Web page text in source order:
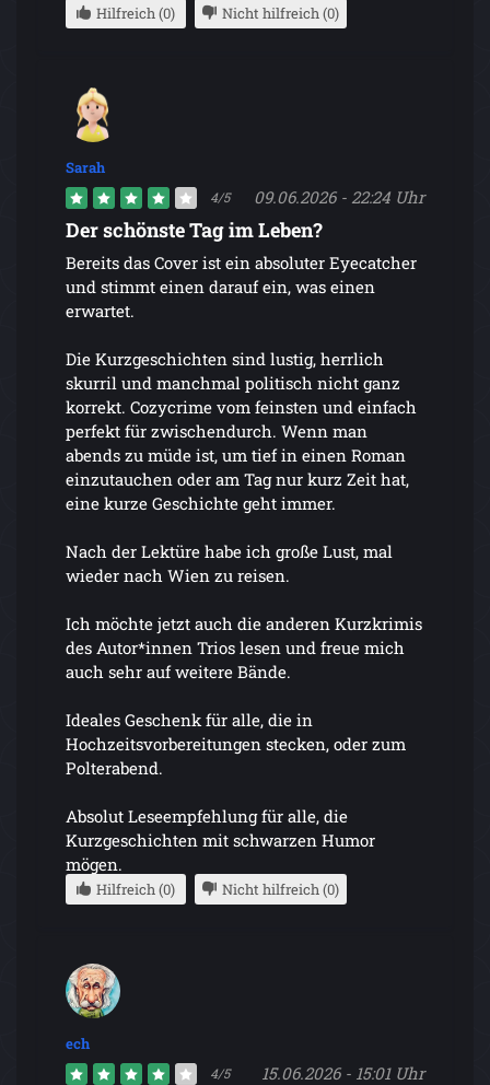
Hilfreich (0) Nicht hilfreich (0)
Sarah
4/5 09.06.2026 - 22:24 Uhr
Der schönste Tag im Leben?
Bereits das Cover ist ein absoluter Eyecatcher
und stimmt einen darauf ein, was einen
erwartet.
Die Kurzgeschichten sind lustig, herrlich
skurril und manchmal politisch nicht ganz
korrekt. Cozycrime vom feinsten und einfach
perfekt für zwischendurch. Wenn man
abends zu müde ist, um tief in einen Roman
einzutauchen oder am Tag nur kurz Zeit hat,
eine kurze Geschichte geht immer.
Nach der Lektüre habe ich große Lust, mal
wieder nach Wien zu reisen.
Ich möchte jetzt auch die anderen Kurzkrimis
des Autor*innen Trios lesen und freue mich
auch sehr auf weitere Bände.
Ideales Geschenk für alle, die in
Hochzeitsvorbereitungen stecken, oder zum
Polterabend.
Absolut Leseempfehlung für alle, die
Kurzgeschichten mit schwarzen Humor
mögen.
Hilfreich (0) Nicht hilfreich (0)
ech
4/5 15.06.2026 - 15:01 Uhr